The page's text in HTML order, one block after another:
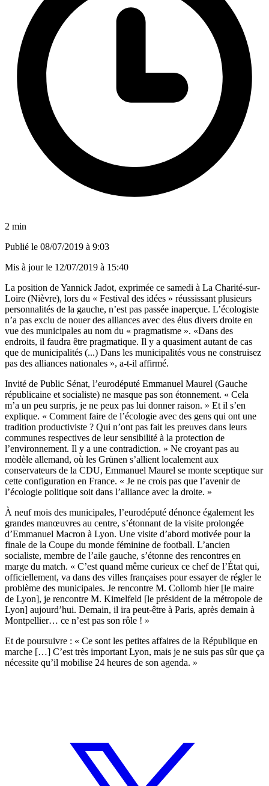
2 min
Publié le 08/07/2019 à 9:03
Mis à jour le 12/07/2019 à 15:40
La position de Yannick Jadot, exprimée ce samedi à La Charité-sur-
Loire (Nièvre), lors du « Festival des idées » réussissant plusieurs
personnalités de la gauche, n’est pas passée inaperçue. L’écologiste
n’a pas exclu de nouer des alliances avec des élus divers droite en
vue des municipales au nom du « pragmatisme ». «Dans des
endroits, il faudra être pragmatique. Il y a quasiment autant de cas
que de municipalités (...) Dans les municipalités vous ne construisez
pas des alliances nationales », a-t-il affirmé.
Invité de Public Sénat, l’eurodéputé Emmanuel Maurel (Gauche
républicaine et socialiste) ne masque pas son étonnement. « Cela
m’a un peu surpris, je ne peux pas lui donner raison. » Et il s’en
explique. « Comment faire de l’écologie avec des gens qui ont une
tradition productiviste ? Qui n’ont pas fait les preuves dans leurs
communes respectives de leur sensibilité à la protection de
l’environnement. Il y a une contradiction. » Ne croyant pas au
modèle allemand, où les Grünen s’allient localement aux
conservateurs de la CDU, Emmanuel Maurel se monte sceptique sur
cette configuration en France. « Je ne crois pas que l’avenir de
l’écologie politique soit dans l’alliance avec la droite. »
À neuf mois des municipales, l’eurodéputé dénonce également les
grandes manœuvres au centre, s’étonnant de la visite prolongée
d’Emmanuel Macron à Lyon. Une visite d’abord motivée pour la
finale de la Coupe du monde féminine de football. L’ancien
socialiste, membre de l’aile gauche, s’étonne des rencontres en
marge du match. « C’est quand même curieux ce chef de l’État qui,
officiellement, va dans des villes françaises pour essayer de régler le
problème des municipales. Je rencontre M. Collomb hier [le maire
de Lyon], je rencontre M. Kimelfeld [le président de la métropole de
Lyon] aujourd’hui. Demain, il ira peut-être à Paris, après demain à
Montpellier… ce n’est pas son rôle ! »
Et de poursuivre : « Ce sont les petites affaires de la République en
marche […] C’est très important Lyon, mais je ne suis pas sûr que ça
nécessite qu’il mobilise 24 heures de son agenda. »